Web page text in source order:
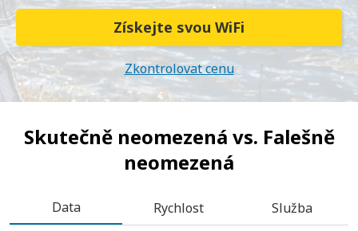
Získejte svou WiFi
Zkontrolovat cenu
Skutečně neomezená vs. Falešně
neomezená
Data Rychlost Služba